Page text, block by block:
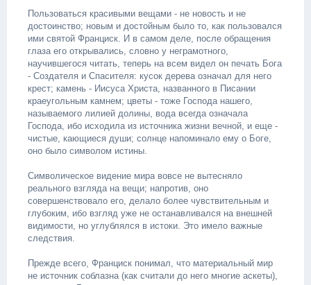
Пользоваться красивыми вещами - не новость и не
достоинство; новым и достойным было то, как пользовался
ими святой Франциск. И в самом деле, после обращения
глаза его открывались, словно у неграмотного,
научившегося читать, теперь на всем видел он печать Бога
- Создателя и Спасителя: кусок дерева означал для него
крест; камень - Иисуса Христа, названного в Писании
краеугольным камнем; цветы - тоже Господа нашего,
называемого лилией долины, вода всегда означала
Господа, ибо исходила из источника жизни вечной, и еще -
чистые, кающиеся души; солнце напоминало ему о Боге,
оно было символом истины.
Символическое видение мира вовсе не вытесняло
реального взгляда на вещи; напротив, оно
совершенствовало его, делало более чувствительным и
глубоким, ибо взгляд уже не останавливался на внешней
видимости, но углублялся в истоки. Это имело важные
следствия.
Прежде всего, Франциск понимал, что материальный мир
не источник соблазна (как считали до него многие аскеты),